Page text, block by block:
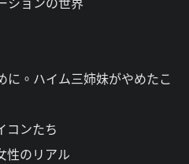
。ハイム三姉妹がやめたこ
コンたち
性のリアル